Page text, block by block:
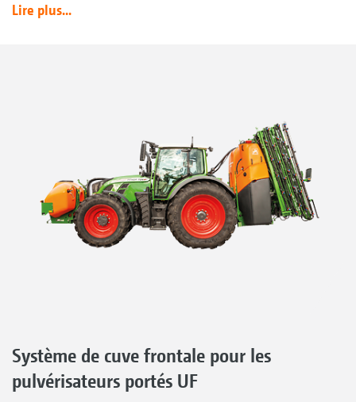
Lire plus...
Système de cuve frontale pour les
pulvérisateurs portés UF